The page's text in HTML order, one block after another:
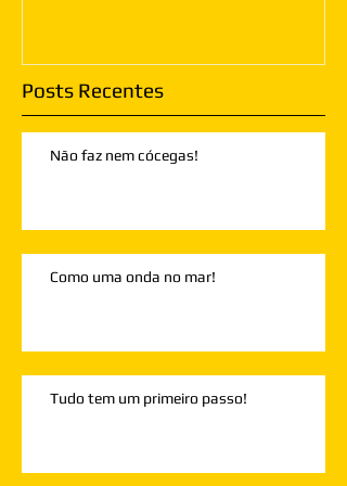
Posts Recentes
Não faz nem cócegas!
Como uma onda no mar!
Tudo tem um primeiro passo!